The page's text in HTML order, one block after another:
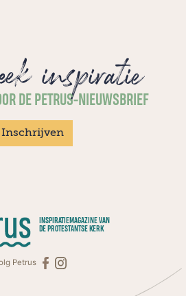
inspiratie
DE PETRUS-NIEUWSBRIEF
Inschrijven
INSPIRATIEMAGAZINE VAN
DE PROTESTANTSE KERK
Petrus